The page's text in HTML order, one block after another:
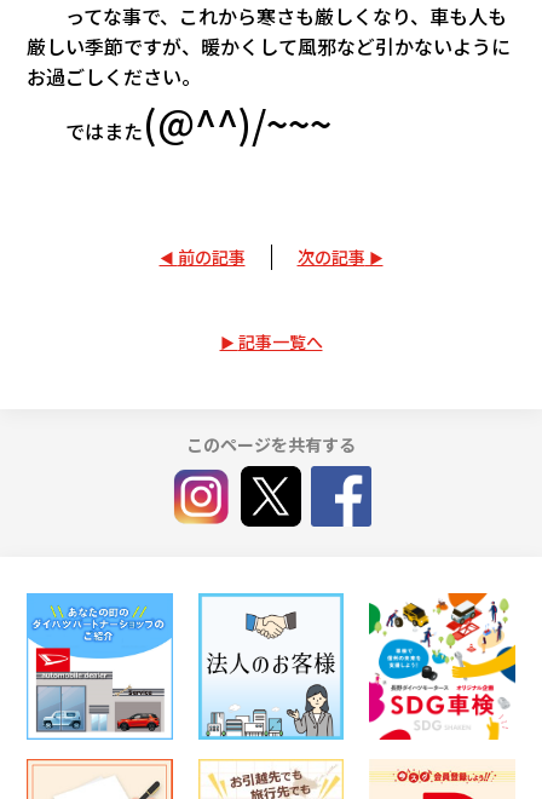
ってな事で、これから寒さも厳しくなり、車も人も
厳しい季節ですが、暖かくして風邪など引かないように
お過ごしください。
ではまた(@^^)/~~~
前の記事 次の記事
記事一覧へ
このページを共有する